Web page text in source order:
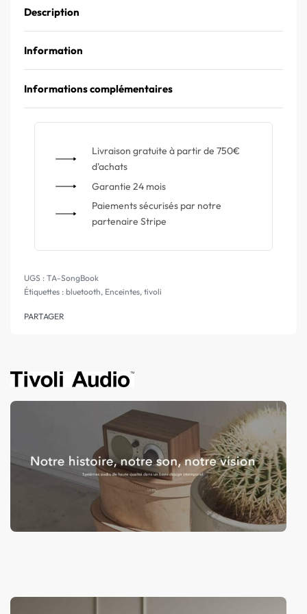
Description
Information
Informations complémentaires
Livraison gratuite à partir de 750€
d'achats
Garantie 24 mois
Paiements sécurisés par notre
partenaire Stripe
TA-SongBook
Étiquettes : bluetooth, Enceintes, tivoli
PARTAGER